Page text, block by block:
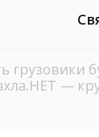
грузовики
—